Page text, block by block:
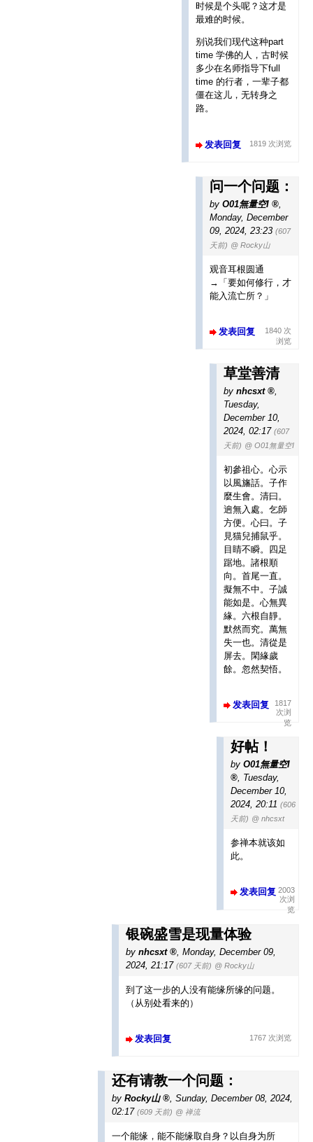
时候是个头呢？这才是
最难的时候。
别说我们现代这种part
time 学佛的人，古时候
多少在名师指导下full
time 的行者，一辈子都
僵在这儿，无转身之
路。
发表回复 1819 次浏览
问一个问题：
by O01無量空I
Monday, December
09, 2024, 23:23 (607
天前) @ Rocky山
观音耳根圆通
→「要如何修行，才
能入流亡所？」
发表回复
1840 次
浏览
草堂善清
by nhcsxt
Tuesday,
December 10,
2024, 02:17 (607
天前) @ O01無量空I
初參祖心。心示
以風旛話。子作
麼生會。清曰。
逈無入處。乞師
方便。心曰。子
見猫兒捕鼠乎。
目睛不瞬。四足
踞地。諸根順
向。首尾一直。
擬無不中。子誠
能如是。心無異
緣。六根自靜。
默然而究。萬無
失一也。清從是
屏去。閑緣歲
餘。忽然契悟。
发表回复
1817
次浏
览
好帖！
by O01無量空I
, Tuesday,
December 10,
2024, 20:11 (606
天前) @ nhcsxt
参禅本就该如
此。
发表回复 2003
次浏
览
银碗盛雪是现量体验
by nhcsxt
Monday, December 09,
2024, 21:17 (607 天前) @ Rocky山
到了这一步的人没有能缘所缘的问题。
（从别处看来的）
发表回复 1767 次浏览
还有请教一个问题：
by Rocky山
Sunday, December 08, 2024,
02:17 (609 天前) @ 禅流
一个能缘，能不能缘取自身？以自身为所